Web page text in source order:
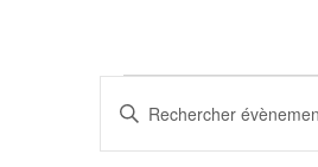
Recherche
et
Saisir
mot-
Rechercher